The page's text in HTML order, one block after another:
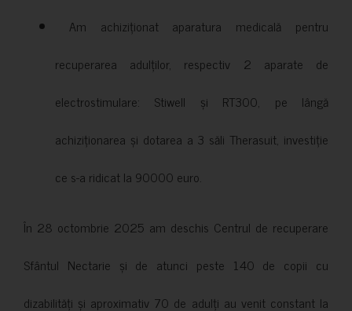
Am achiziționat aparatura medicală pentru
recuperarea adulților, respectiv 2 aparate de
electrostimulare: Stiwell și RT300, pe lângă
achiziționarea și dotarea a 3 săli Therasuit, investiție
ce s-a ridicat la 90000 euro.
În 28 octombrie 2025 am deschis Centrul de recuperare
Sfântul Nectarie și de atunci peste 140 de copii cu
dizabilități și aproximativ 70 de adulți au venit constant la